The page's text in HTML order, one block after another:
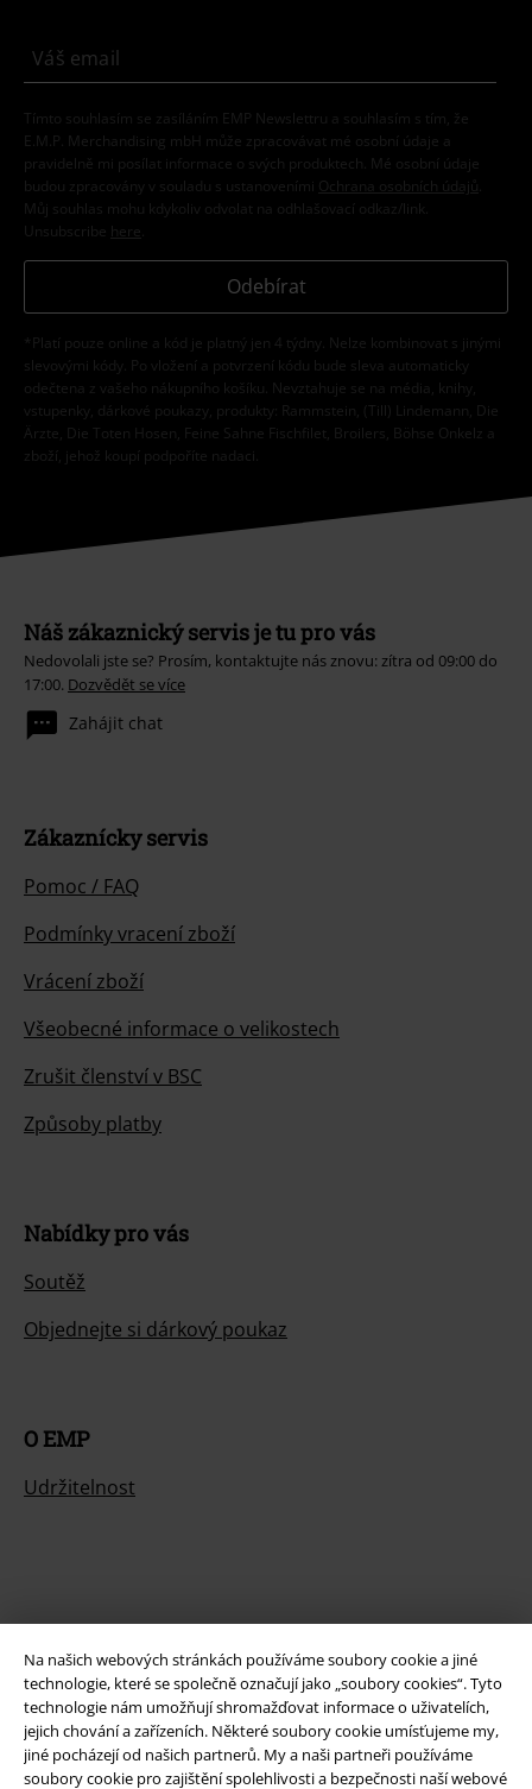
Na našich webových stránkách používáme soubory cookie a jiné
technologie, které se společně označují jako „soubory cookies“. Tyto
technologie nám umožňují shromažďovat informace o uživatelích,
jejich chování a zařízeních. Některé soubory cookie umísťujeme my,
jiné pocházejí od našich partnerů. My a naši partneři používáme
soubory cookie pro zajištění spolehlivosti a bezpečnosti naší webové
Tímto souhlasím se zasíláním EMP Newslettru a souhlasím s tím, že
E.M.P. Merchandising mbH může zpracovávat mé osobní údaje a
pravidelně mi posílat informace o svých produktech. Mé osobní údaje
budou zpracovány v souladu s ustanoveními
Ochrana osobních údajů
Můj souhlas mohu kdykoliv odvolat na odhlašovací odkaz/link.
Unsubscribe here
Odebírat
*Platí pouze online a kód je platný jen 4 týdny. Nelze kombinovat s jinými
slevovými kódy. Po vložení a potvrzení kódu bude sleva automaticky
odečtena z vašeho nákupního košíku. Nevztahuje se na média, knihy,
vstupenky, dárkové poukazy, produkty: Rammstein, (Till) Lindemann, Die
Ärzte, Die Toten Hosen, Feine Sahne Fischfilet, Broilers, Böhse Onkelz a
zboží, jehož koupí podpoříte nadaci.
Náš zákaznický servis je tu pro vás
Nedovolali jste se? Prosím, kontaktujte nás znovu: zítra od 09:00 do
17:00. Dozvědět se více
Zahájit chat
Zákaznícky servis
Pomoc / FAQ
Podmínky vracení zboží
Vrácení zboží
Všeobecné informace o velikostech
Zrušit členství v BSC
Způsoby platby
Nabídky pro vás
Soutěž
Objednejte si dárkový poukaz
O EMP
Udržitelnost
Staňte se součástí komunity!